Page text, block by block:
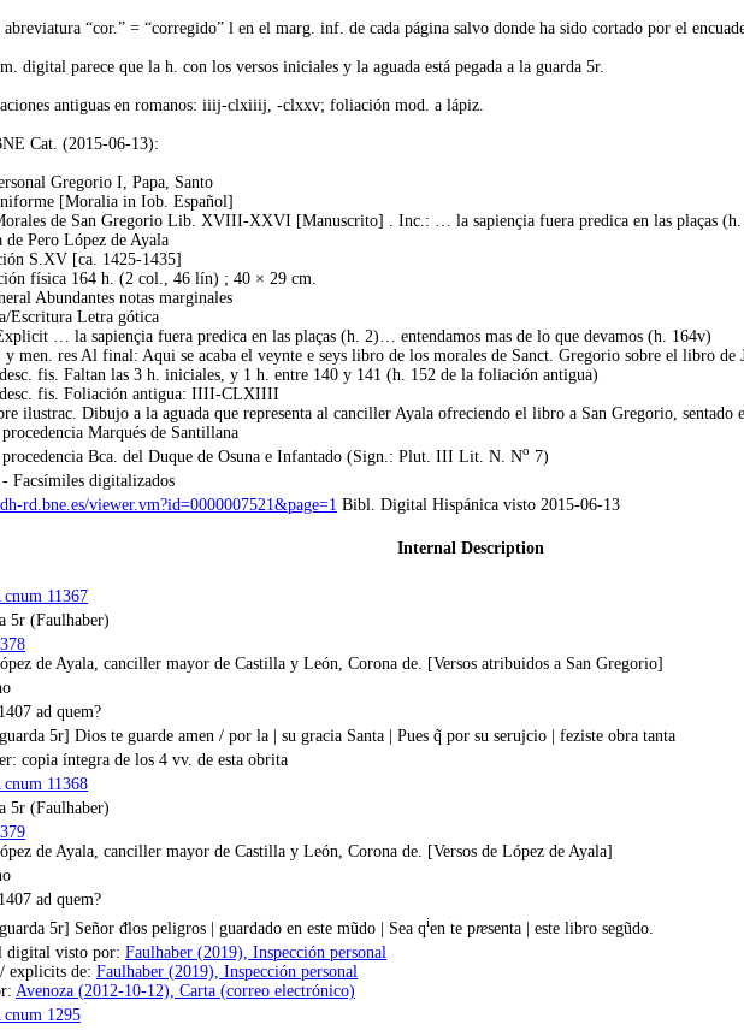
“cor.” = “corregido” l en el marg. inf. de cada página salvo donde ha sido cortado por el
digital parece que la h. con los versos iniciales y la aguada está pegada a la guarda 5r.
antiguas en romanos: iiij-clxiiij, -clxxv; foliación mod. a lápiz.
Cat. (2015-06-13):
Gregorio I, Papa, Santo
[Moralia in Iob. Español]
de San Gregorio Lib. XVIII-XXVI [Manuscrito] . Inc.: … la sapiençia fuera predica en las plaças
de Pero López de Ayala
S.XV [ca. 1425-1435]
física 164 h. (2 col., 46 lín) ; 40 × 29 cm.
Abundantes notas marginales
Escritura Letra gótica
… la sapiençia fuera predica en las plaças (h. 2)… entendamos mas de lo que devamos (h. 164v)
men. res Al final: Aqui se acaba el veynte e seys libro de los morales de Sanct. Gregorio sobre el libro de
fis. Faltan las 3 h. iniciales, y 1 h. entre 140 y 141 (h. 152 de la foliación antigua)
fis. Foliación antigua: IIII-CLXIIII
ilustrac. Dibujo a la aguada que representa al canciller Ayala ofreciendo el libro a San Gregorio, sentado
Marqués de Santillana
procedencia Bca. del Duque de Osuna e Infantado (Sign.: Plut. III Lit. N. No 7)
Facsímiles digitalizados
rd.bne.es/viewer.vm?id=0000007521&page=1 Bibl. Digital Hispánica visto 2015-06-13
Internal Description
11367
5r (Faulhaber)
de Ayala, canciller mayor de Castilla y León, Corona de. [Versos atribuidos a San Gregorio]
ad quem?
5r] Dios te guarde amen / por la | su gracia Santa | Pues q̃ por su serujcio | feziste obra tanta
copia íntegra de los 4 vv. de esta obrita
11368
5r (Faulhaber)
de Ayala, canciller mayor de Castilla y León, Corona de. [Versos de López de Ayala]
ad quem?
5r] Señor ᵭlos peligros | guardado en este mũdo | Sea qien te presenta | este libro segũdo.
digital visto por: Faulhaber (2019), Inspección personal
explicits de: Faulhaber (2019), Inspección personal
Avenoza (2012-10-12), Carta (correo electrónico)
1295